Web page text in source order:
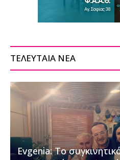
ΤΕΛΕΥΤΑΙΑ ΝΕΑ
Evgenia: Το